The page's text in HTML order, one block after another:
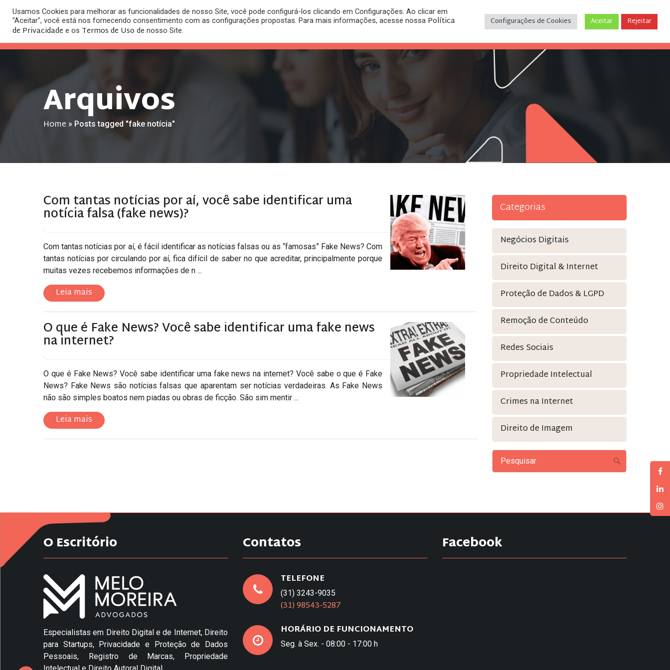
HOME O PLANO REGISTRO DE PUBLICAÇÕES CONTATO (31) 3243-9035
Arquivos
Home » Posts tagged "fake notícia"
Com tantas notícias por aí, você sabe identificar uma
notícia falsa (fake news)?
Com tantas notícias por aí, é fácil identificar as notícias falsas ou as “famosas” Fake News? Com
tantas notícias por circulando por aí, fica difícil de saber no que acreditar, principalmente porque
muitas vezes recebemos informações de n ...
Leia mais
O que é Fake News? Você sabe identificar uma fake news
na internet?
O que é Fake News? Você sabe identificar uma fake news na internet? Você sabe o que é Fake
News? Fake News são notícias falsas que aparentam ser notícias verdadeiras. As Fake News
não são simples boatos nem piadas ou obras de ficção. São sim mentir ...
Leia mais
Categorias
Negócios Digitais
Direito Digital & Internet
Proteção de Dados & LGPD
Remoção de Conteúdo
Redes Sociais
Propriedade Intelectual
Crimes na Internet
Direito de Imagem
O Escritório
Especialistas em Direito Digital e de Internet, Direito
para Startups, Privacidade e Proteção de Dados
Pessoais, Registro de Marcas, Propriedade
Contatos
TELEFONE
(31) 3243-9035
(31) 98543-5287
HORÁRIO DE FUNCIONAMENTO
Seg. à Sex. - 08:00 - 17:00 h
Facebook
Usamos Cookies para melhorar as funcionalidades de nosso Site, você pode configurá-los clicando em Configurações. Ao clicar em
"Aceitar", você está nos fornecendo consentimento com as configurações propostas. Para mais informações, acesse nossa Política
de Privacidade e os Termos de Uso de nosso Site.
Configurações de Cookies Aceitar Rejeitar